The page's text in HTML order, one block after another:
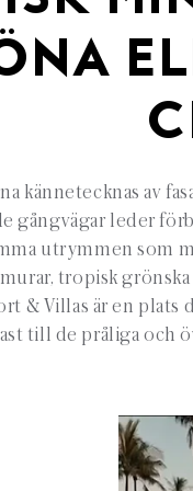
kännetecknas av
gångvägar leder
utrymmen som
tropisk
& Villas är en plats
till de pråliga och